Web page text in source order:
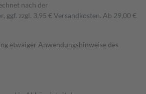
nach der
zzgl. 3,95 € Versandkosten. Ab 29,00 €
etwaiger Anwendungshinweise des